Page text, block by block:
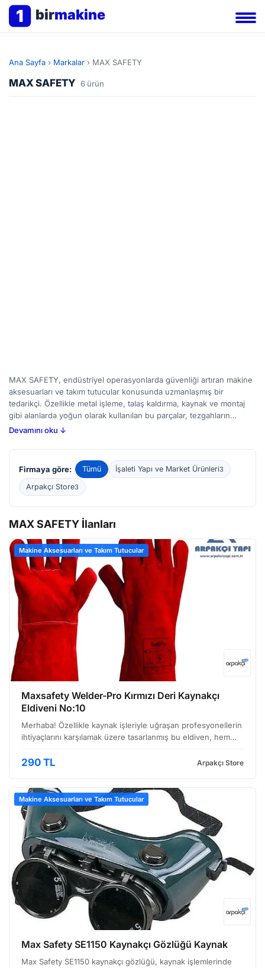
1 birmakine
Ana Sayfa › Markalar › MAX SAFETY
MAX SAFETY 6 ürün
MAX SAFETY, endüstriyel operasyonlarda güvenliği artıran makine
aksesuarları ve takım tutucular konusunda uzmanlaşmış bir
tedarikçi. Özellikle metal işleme, talaş kaldırma, kaynak ve montaj
gibi alanlarda yoğun olarak kullanılan bu parçalar, tezgahların
verimliliğini artırırken operatörlerin güvenliğini korumak için
uçları, pense tutucular ve benzeri çeşitli aparatlar bulabilirsiniz.
BirMakine'de yayınlanan ilanlara göz atarak farklı modelleri
karşılaştırabilir, ihtiyaçlarınıza uygun çözümleri belirleyebilirsiniz.
Alıcıların dikkat etmesi gereken noktalar arasında uyumlu makine
tipi, malzeme özellikleri ve kullanım amacı yer almaktadır.
Devamını oku ↓
Firmaya göre: Tümü İşaleti Yapı ve Market Ürünleri3
Arpakçı Store3
MAX SAFETY İlanları
Makine Aksesuarları ve Takım Tutucular
Maxsafety Welder-Pro Kırmızı Deri Kaynakçı
Eldiveni No:10
Merhaba! Özellikle kaynak işleriyle uğraşan profesyonellerin
ihtiyaçlarını karşılamak üzere tasarlanmış bu eldiven, hem
yakından bakalım. Kırmızı Deri Kaynakçı Eldi…
290 TL Arpakçı Store
Makine Aksesuarları ve Takım Tutucular
Max Safety SE1150 Kaynakçı Gözlüğü Kaynak
Max Safety SE1150 kaynakçı gözlüğü, kaynak işlemlerinde